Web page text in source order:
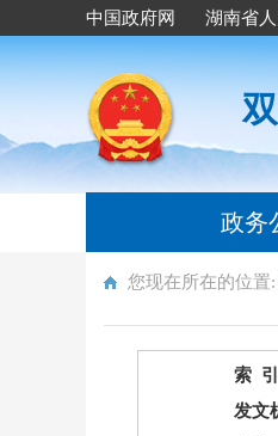
中国政府网 湖南省人
政务
您现在所在的位置:
索
发文